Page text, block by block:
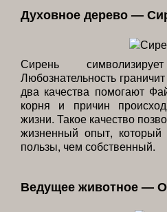
Духовное дерево —
Сирень
Любознательность
два качества помогают
корня и причин
жизни. Такое качество
жизненный опыт,
пользы, чем собственный.
Ведущее животное —